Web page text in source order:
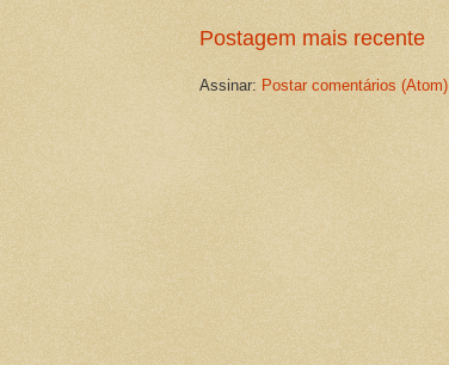
Postagem mais recente
Assinar: Postar comentários (Atom)